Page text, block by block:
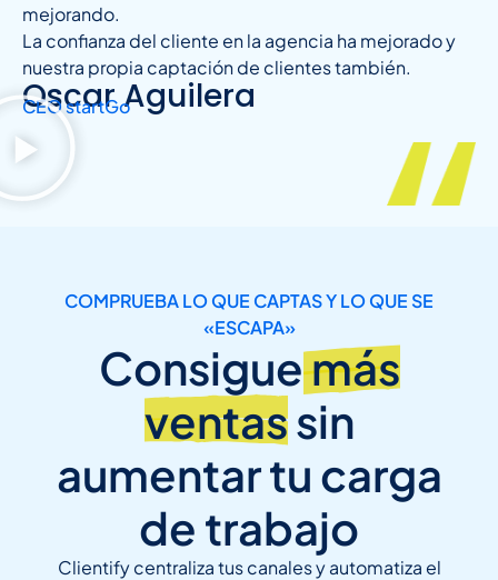
mejorando.
La confianza del cliente en la agencia ha mejorado y
nuestra propia captación de clientes también.
Oscar Aguilera
CEO startGo
COMPRUEBA LO QUE CAPTAS Y LO QUE SE
«ESCAPA»
Consiguemás
ventassin
aumentar tu carga
de trabajo
Clientify centraliza tus canales y automatiza el